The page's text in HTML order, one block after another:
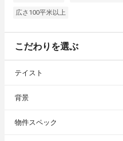
広さ100平米以上
こだわりを選ぶ
テイスト
背景
物件スペック